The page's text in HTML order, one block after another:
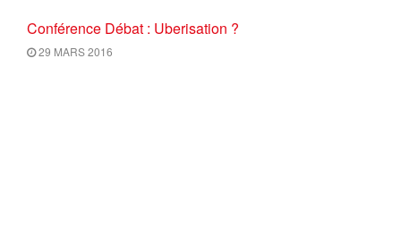
Conférence Débat : Uberisation ?
29 MARS 2016